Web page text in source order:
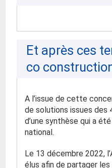
Et après ces
co
A l’issue de cette
de solutions issues des
d’une synthèse qui a
national.
Le 13 décembre 2022,
élus afin de partager